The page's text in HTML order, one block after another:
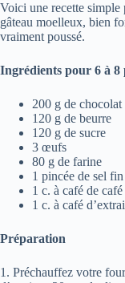
Voici une recette simple
gâteau moelleux, bien
vraiment poussé.
Ingrédients pour 6 à 8
200 g de
120 g de beurre
120 g de sucre
3 œufs
80 g de farine
1 pincée de sel fin
1 c. à café de
1 c. à café
Préparation
1. Préchauffez votre